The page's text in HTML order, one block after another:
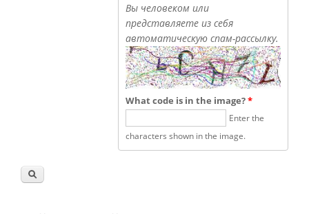
Вы человеком или
представляете из себя
автоматическую спам-рассылку.
What code is in the image?*
Enter the
characters shown in the image.